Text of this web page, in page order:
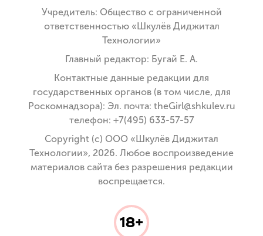
Учредитель: Общество с ограниченной
ответственностью «Шкулёв Диджитал
Технологии»
Главный редактор: Бугай Е. А.
Контактные данные редакции для
государственных органов (в том числе, для
Роскомнадзора): Эл. почта: theGirl@shkulev.ru
телефон: +7(495) 633-57-57
Copyright (с) ООО «Шкулёв Диджитал
Технологии», 2026. Любое воспроизведение
материалов сайта без разрешения редакции
воспрещается.
18+